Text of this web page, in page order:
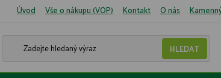
Úvod Vše o nákupu (VOP) Kontakt O nás